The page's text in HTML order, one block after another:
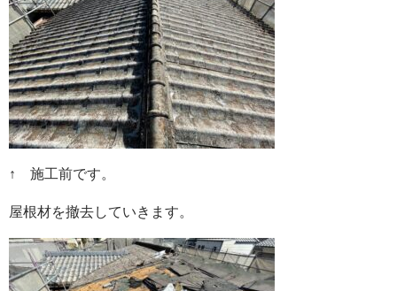
↑ 施工前です。
屋根材を撤去していきます。